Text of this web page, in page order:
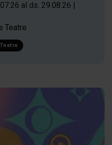
al ds. 29.08.26
Teatre
Teatre